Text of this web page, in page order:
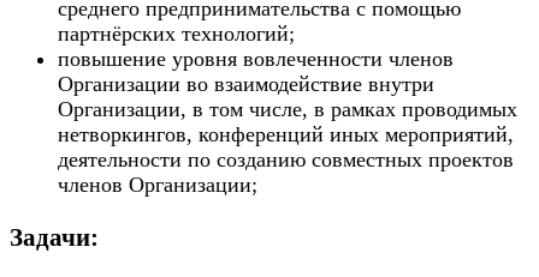
среднего предпринимательства с помощью
партнёрских технологий;
повышение уровня вовлеченности членов
Организации во взаимодействие внутри
Организации, в том числе, в рамках проводимых
нетворкингов, конференций иных мероприятий,
деятельности по созданию совместных проектов
членов Организации;
Задачи: